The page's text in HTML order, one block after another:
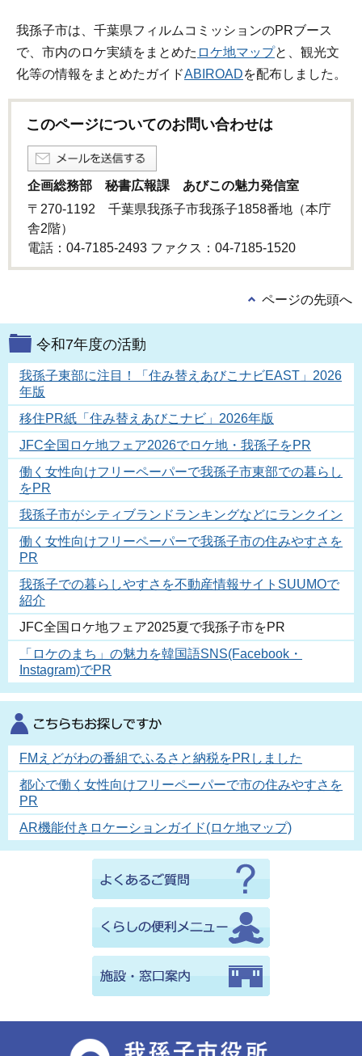
我孫子市は、千葉県フィルムコミッションのPRブース
で、市内のロケ実績をまとめた ロケ地マップと、観光文
化等の情報をまとめたガイドABIROADを配布しました。
このページについてのお問い合わせは
企画総務部 秘書広報課 あびこの魅力発信室
〒270-1192 千葉県我孫子市我孫子1858番地（本庁
舎2階）
電話：04-7185-2493 ファクス：04-7185‐1520
ページの先頭へ
令和7年度の活動
我孫子東部に注目！「住み替えあびこナビEAST」2026
年版
移住PR紙「住み替えあびこナビ」2026年版
JFC全国ロケ地フェア2026でロケ地・我孫子をPR
働く女性向けフリーペーパーで我孫子市東部での暮らし
をPR
我孫子市がシティブランドランキングなどにランクイン
働く女性向けフリーペーパーで我孫子市の住みやすさを
PR
我孫子での暮らしやすさを不動産情報サイトSUUMOで
紹介
JFC全国ロケ地フェア2025夏で我孫子市をPR
「ロケのまち」の魅力を韓国語SNS(Facebook・
Instagram)でPR
FMえどがわの番組でふるさと納税をPRしました
都心で働く女性向けフリーペーパーで市の住みやすさを
PR
AR機能付きロケーションガイド(ロケ地マップ)